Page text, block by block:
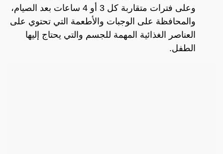
وعلى فترات متقاربة كل 3 أو 4 ساعات بعد الصيام،
والمحافظة على الوجبات والأطعمة التي تحتوي على
العناصر الغذائية المهمة للجسم والتي يحتاج إليها
الطفل.